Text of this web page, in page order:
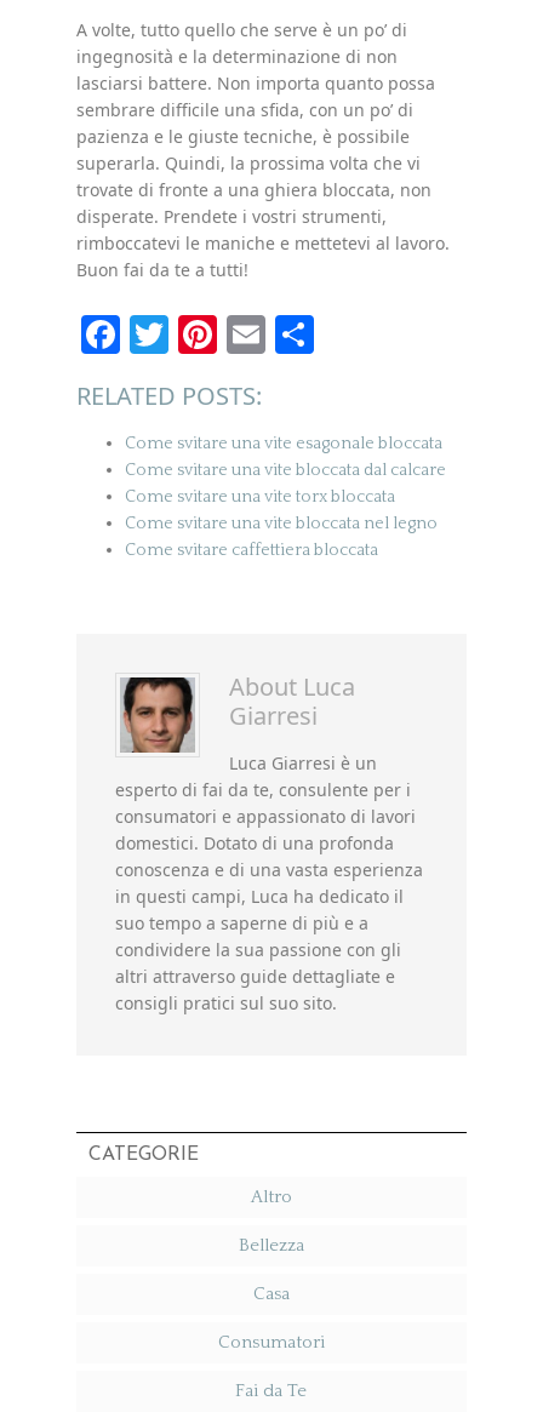
A volte, tutto quello che serve è un po’ di
ingegnosità e la determinazione di non
lasciarsi battere. Non importa quanto possa
sembrare difficile una sfida, con un po’ di
pazienza e le giuste tecniche, è possibile
superarla. Quindi, la prossima volta che vi
trovate di fronte a una ghiera bloccata, non
disperate. Prendete i vostri strumenti,
rimboccatevi le maniche e mettetevi al lavoro.
Buon fai da te a tutti!
Facebook
Twitter
Pinterest
Email
RELATED POSTS:
Come svitare una vite esagonale bloccata
Come svitare una vite bloccata dal calcare
Come svitare una vite torx bloccata
Come svitare una vite bloccata nel legno
Come svitare caffettiera bloccata
About Luca
Giarresi
Luca Giarresi è un
esperto di fai da te, consulente per i
consumatori e appassionato di lavori
domestici. Dotato di una profonda
conoscenza e di una vasta esperienza
in questi campi, Luca ha dedicato il
suo tempo a saperne di più e a
condividere la sua passione con gli
altri attraverso guide dettagliate e
consigli pratici sul suo sito.
CATEGORIE
Altro
Bellezza
Casa
Consumatori
Fai da Te